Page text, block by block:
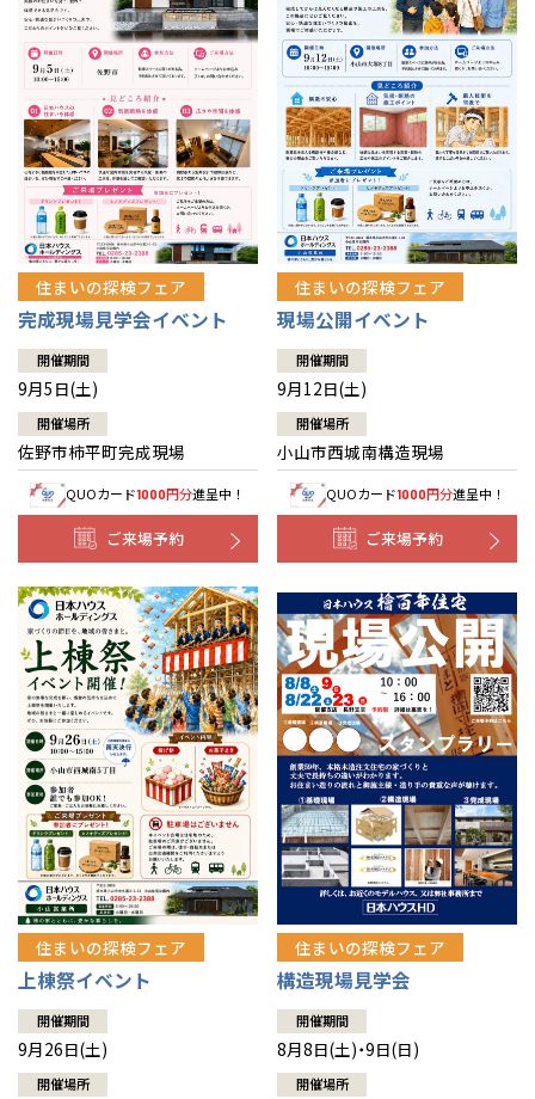
住まいの探検フェア
完成現場見学会イベント
開催期間
9月5日(土)
開催場所
佐野市柿平町完成現場
QUOカード1000円分進呈中！
ご来場予約
住まいの探検フェア
現場公開イベント
開催期間
9月12日(土)
開催場所
小山市西城南構造現場
QUOカード1000円分進呈中！
ご来場予約
住まいの探検フェア
上棟祭イベント
開催期間
9月26日(土)
開催場所
住まいの探検フェア
構造現場見学会
開催期間
8月8日(土)・9日(日)
開催場所